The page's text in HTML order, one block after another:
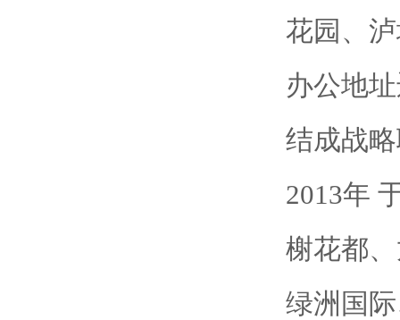
花园、
办公地
结成战
2013年
榭花都
绿洲国